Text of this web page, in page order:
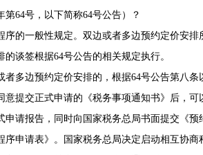
64号，以下简称64号公告）？
一般性规定。双边或者多边预约定价安排
谈签根据64号公告的相关规定执行。
边预约定价安排的，根据64号公告第八条
意提交正式申请的《税务事项通知书》后，
申请报告，同时向国家税务总局书面提交《
序申请表》。国家税务总局决定启动相互协